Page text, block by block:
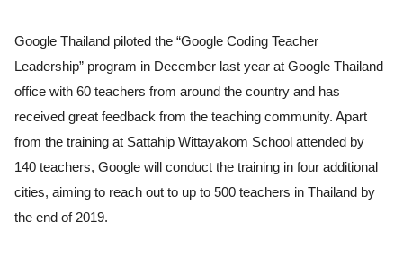
Google Thailand piloted the “Google Coding Teacher
Leadership” program in December last year at Google Thailand
office with 60 teachers from around the country and has
received great feedback from the teaching community. Apart
from the training at Sattahip Wittayakom School attended by
140 teachers, Google will conduct the training in four additional
cities, aiming to reach out to up to 500 teachers in Thailand by
the end of 2019.